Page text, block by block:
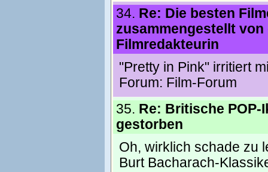
34. Re: Die besten
zusammengestellt von
Filmredakteurin
"Pretty in Pink" irritiert
Forum: Film-Forum
35. Re: Britische POP-
gestorben
Oh, wirklich schade zu
Burt Bacharach-